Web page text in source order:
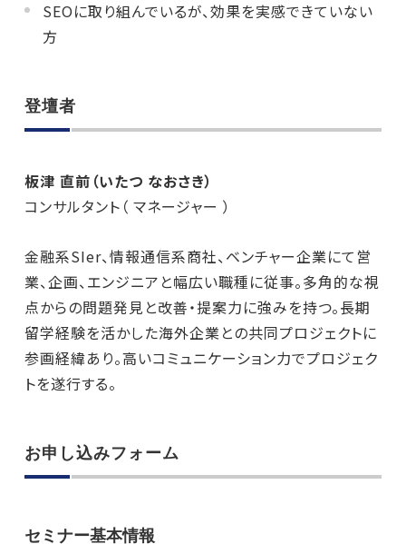
SEOに取り組んでいるが、効果を実感できていない
方
登壇者
板津 直前（いたつ なおさき）
コンサルタント（ マネージャー ）
金融系SIer、情報通信系商社、ベンチャー企業にて営
業、企画、エンジニアと幅広い職種に従事。多角的な視
点からの問題発見と改善・提案力に強みを持つ。長期
留学経験を活かした海外企業との共同プロジェクトに
参画経緯あり。高いコミュニケーション力でプロジェク
トを遂行する。
お申し込みフォーム
セミナー基本情報